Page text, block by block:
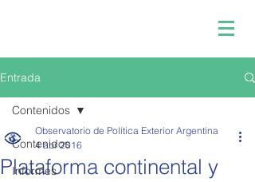
Entrada
Contenidos
Informes
Contenidos
Plataforma continental y
Observatorio de Política Exterior Argentina
4 abr 2016